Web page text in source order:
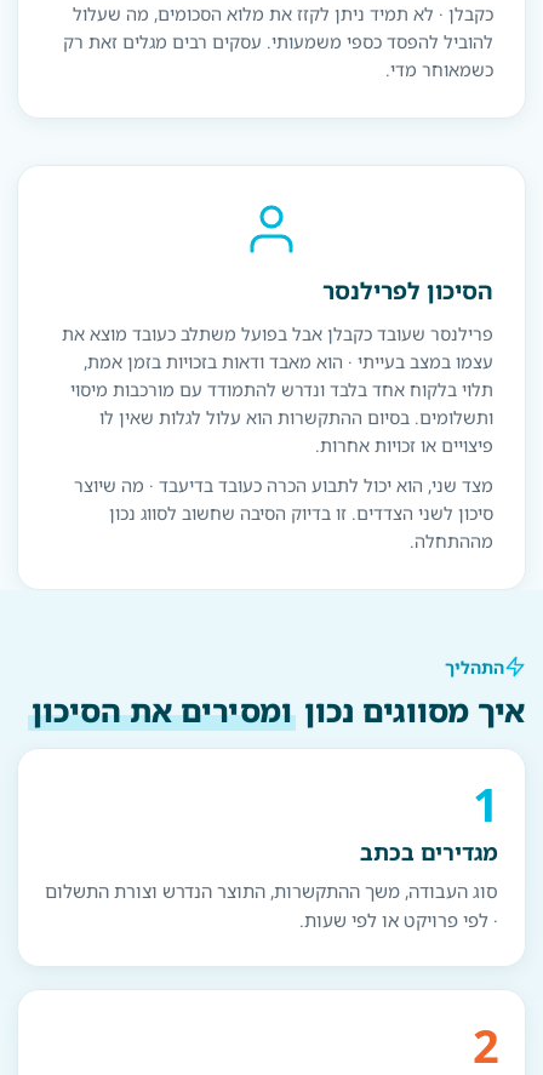
כקבלן · לא תמיד ניתן לקזז את מלוא הסכומים, מה שעלול
להוביל להפסד כספי משמעותי. עסקים רבים מגלים זאת רק
כשמאוחר מדי.
הסיכון לפרילנסר
פרילנסר שעובד כקבלן אבל בפועל משתלב כעובד מוצא את
עצמו במצב בעייתי · הוא מאבד ודאות בזכויות בזמן אמת,
תלוי בלקוח אחד בלבד ונדרש להתמודד עם מורכבות מיסוי
ותשלומים. בסיום ההתקשרות הוא עלול לגלות שאין לו
פיצויים או זכויות אחרות.
מצד שני, הוא יכול לתבוע הכרה כעובד בדיעבד · מה שיוצר
סיכון לשני הצדדים. זו בדיוק הסיבה שחשוב לסווג נכון
מההתחלה.
התהליך
איך מסווגים נכון ומסירים את הסיכון
1
מגדירים בכתב
סוג העבודה, משך ההתקשרות, התוצר הנדרש וצורת התשלום
· לפי פרויקט או לפי שעות.
2